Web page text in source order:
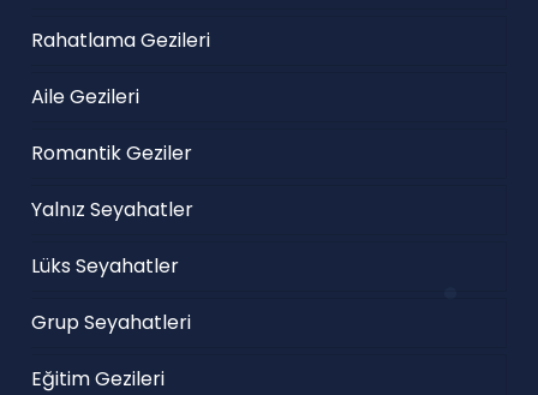
Rahatlama Gezileri
Aile Gezileri
Romantik Geziler
Yalnız Seyahatler
Lüks Seyahatler
Grup Seyahatleri
Eğitim Gezileri